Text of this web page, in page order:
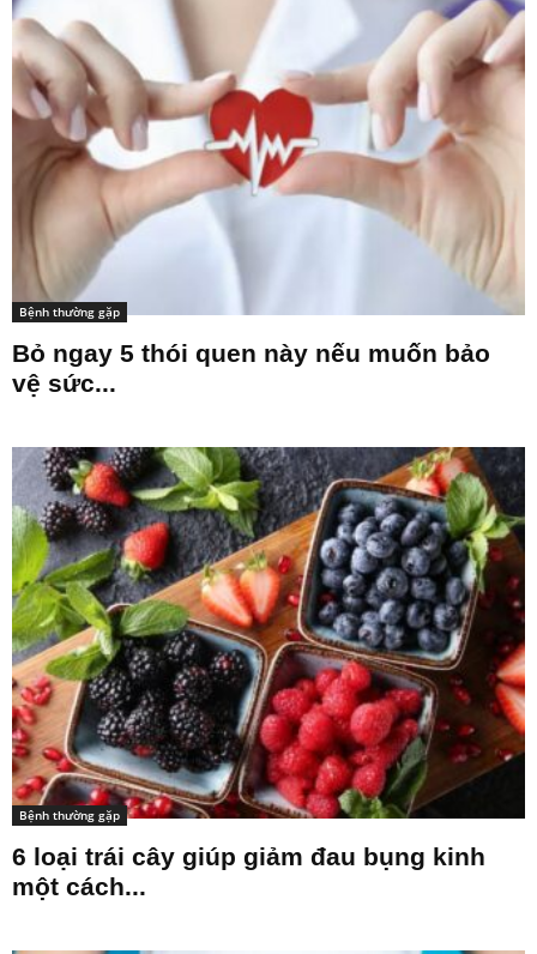
Bệnh thường gặp
Bỏ ngay 5 thói quen này nếu muốn bảo
vệ sức...
Bệnh thường gặp
6 loại trái cây giúp giảm đau bụng kinh
một cách...